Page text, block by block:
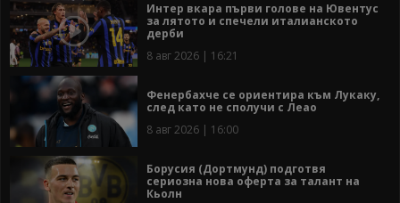
Интер вкара първи голове на Ювентус
за лятото и спечели италианското
дерби
8 авг 2026 | 16:21
Фенербахче се ориентира към Лукаку,
след като не сполучи с Леао
8 авг 2026 | 16:00
Борусия (Дортмунд) подготвя
сериозна нова оферта за талант на
Кьолн